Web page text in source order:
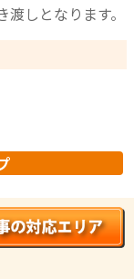
しとなります。